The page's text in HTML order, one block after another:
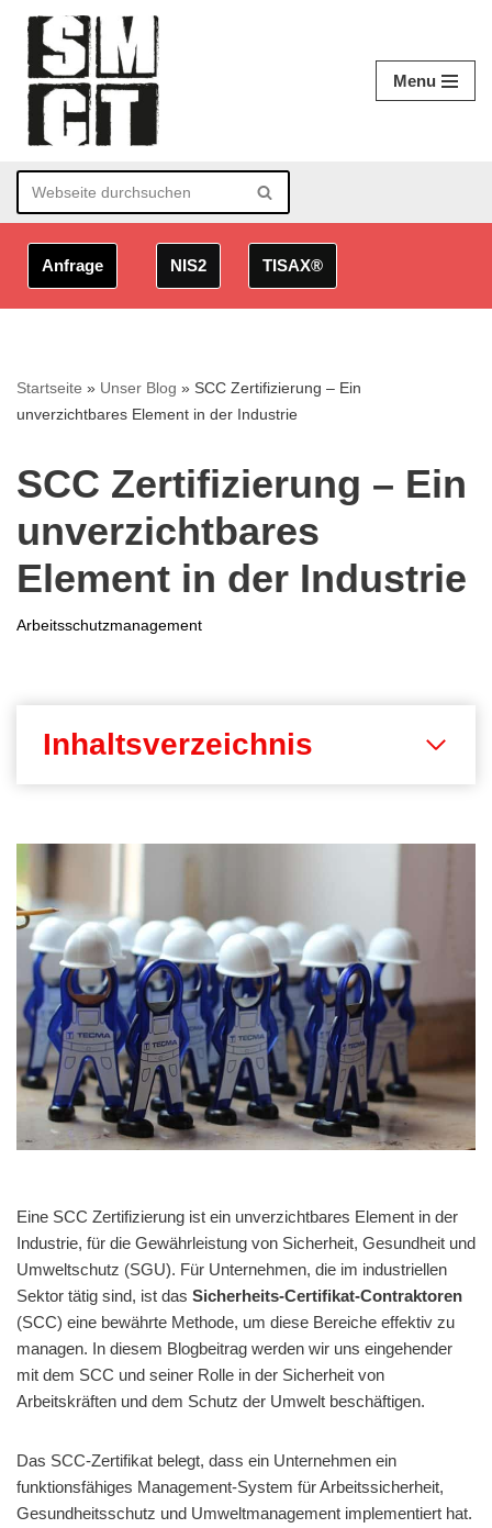
Zum
Inhalt
springen
Menu
Anfrage NIS2 TISAX®
Startseite » Unser Blog » SCC Zertifizierung – Ein
unverzichtbares Element in der Industrie
SCC Zertifizierung – Ein
unverzichtbares
Element in der Industrie
Arbeitsschutzmanagement
Inhaltsverzeichnis
Eine SCC Zertifizierung ist ein unverzichtbares Element in der
Industrie, für die Gewährleistung von Sicherheit, Gesundheit und
Umweltschutz (SGU). Für Unternehmen, die im industriellen
Sektor tätig sind, ist das Sicherheits-Certifikat-Contraktoren
(SCC) eine bewährte Methode, um diese Bereiche effektiv zu
managen. In diesem Blogbeitrag werden wir uns eingehender
mit dem SCC und seiner Rolle in der Sicherheit von
Arbeitskräften und dem Schutz der Umwelt beschäftigen.
Das SCC-Zertifikat belegt, dass ein Unternehmen ein
funktionsfähiges Management-System für Arbeitssicherheit,
Gesundheitsschutz und Umweltmanagement implementiert hat.